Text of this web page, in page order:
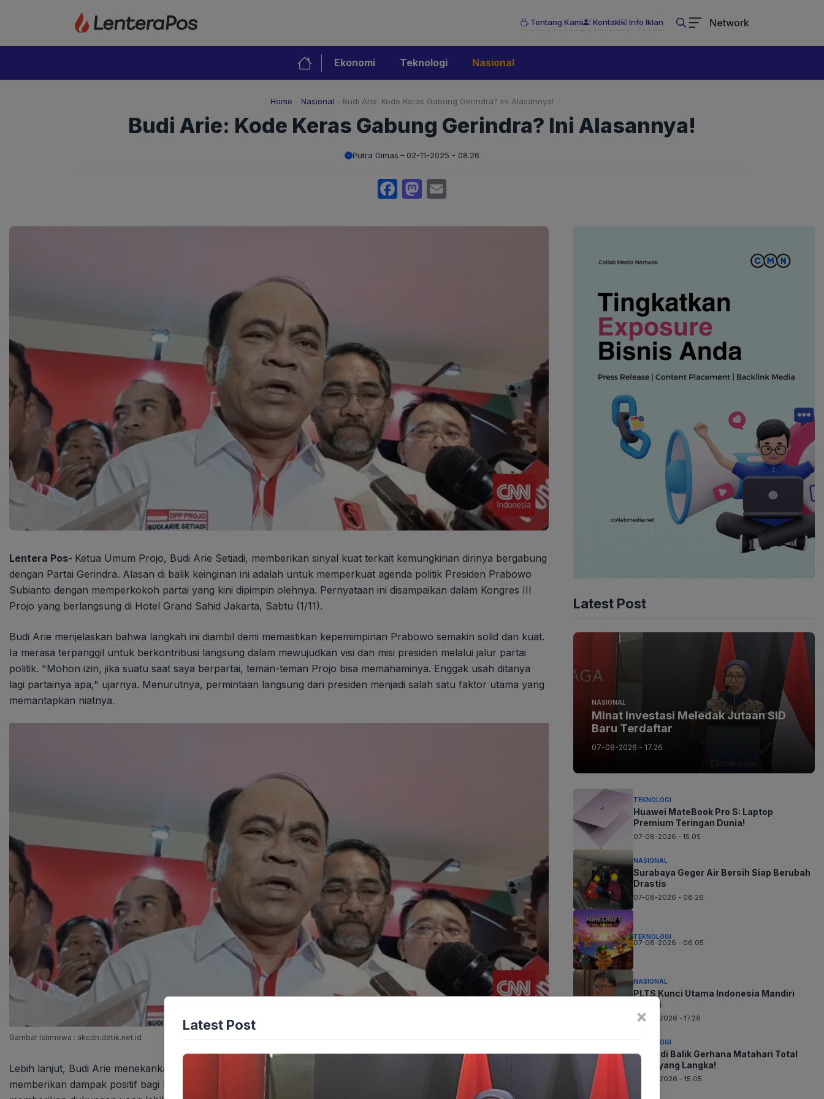
Tentang Kami Kontak Info Iklan Network
Ekonomi Teknologi Nasional
Home - Nasional - Budi Arie: Kode Keras Gabung Gerindra? Ini Alasannya!
Budi Arie: Kode Keras Gabung Gerindra? Ini Alasannya!
Putra Dimas 02-11-2025 - 08.26
Facebook
Mastodon
Lentera Pos- Ketua Umum Projo, Budi Arie Setiadi, memberikan sinyal kuat terkait kemungkinan dirinya bergabung
dengan Partai Gerindra. Alasan di balik keinginan ini adalah untuk memperkuat agenda politik Presiden Prabowo
Subianto dengan memperkokoh partai yang kini dipimpin olehnya. Pernyataan ini disampaikan dalam Kongres III
Projo yang berlangsung di Hotel Grand Sahid Jakarta, Sabtu (1/11).
Budi Arie menjelaskan bahwa langkah ini diambil demi memastikan kepemimpinan Prabowo semakin solid dan kuat.
Ia merasa terpanggil untuk berkontribusi langsung dalam mewujudkan visi dan misi presiden melalui jalur partai
politik. "Mohon izin, jika suatu saat saya berpartai, teman-teman Projo bisa memahaminya. Enggak usah ditanya
lagi partainya apa," ujarnya. Menurutnya, permintaan langsung dari presiden menjadi salah satu faktor utama yang
memantapkan niatnya.
Gambar Istimewa : akcdn.detik.net.id
Lebih lanjut, Budi Arie menekankan bahwa agenda-agenda politik yang diusung Prabowo selama ini telah
memberikan dampak positif bagi kepentingan bangsa. Dengan bergabung ke Gerindra, ia berharap dapat
Latest Post
NASIONAL
Minat Investasi Meledak Jutaan SID
Baru Terdaftar
07-08-2026 - 17.26
TEKNOLOGI
Huawei MateBook Pro S: Laptop
Premium Teringan Dunia!
07-08-2026 - 15.05
NASIONAL
Surabaya Geger Air Bersih Siap Berubah
Drastis
07-08-2026 - 08.26
TEKNOLOGI
07-08-2026 - 06.05
NASIONAL
PLTS Kunci Utama Indonesia Mandiri
Energi
06-08-2026 - 17.26
TEKNOLOGI
Sains di Balik Gerhana Matahari Total
2026 yang Langka!
06-08-2026 - 15.05
×
Latest Post